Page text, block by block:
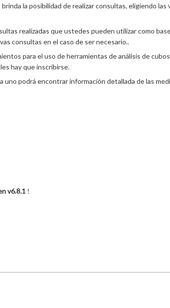
la posibilidad de realizar consultas, eligiendo
realizadas que ustedes pueden utilizar como
consultas en el caso de ser necesario..
para el uso de herramientas de análisis de
hay que inscribirse.
uno podrá encontrar información detallada de las
v6.8.1!